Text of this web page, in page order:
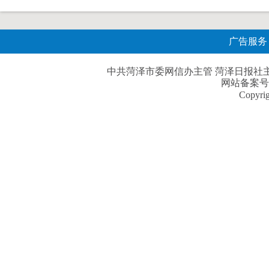
广告服务
中共菏泽市委网信办主管 菏泽日报社
网站备案